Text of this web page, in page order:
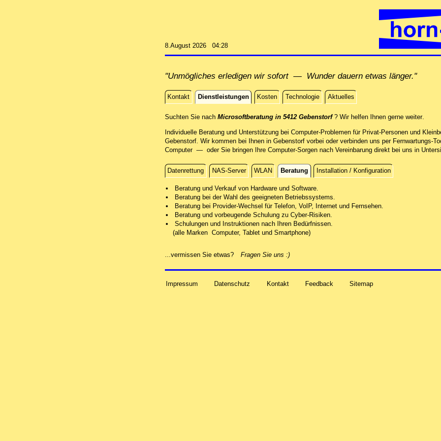
8.August 2026 04:28
"Unmögliches erledigen wir sofort — Wunder dauern etwas länger."
Kontakt Dienstleistungen Kosten Technologie Aktuelles
Dienstleistungen
Suchten Sie nach Microsoftberatung in 5412 Gebenstorf? Wir helfen Ihnen gerne weiterdirekt
.
Individuelle Beratung und Unterstützung bei Computer-Problemen für Privat-Personen und
Gebenstorf. Wir kommen bei Ihnen in Gebenstorf vorbei oder verbinden uns per Fernwartungs-
Computer — oder Sie bringen Ihre Computer-Sorgen nach Vereinbarung direkt bei uns in
Datenrettung NAS-Server WLAN Beratung Installation / Konfiguration
Beratung
Beratung und Verkauf von Hardware und Software.
Beratung bei der Wahl des geeigneten Betriebssystems.
Beratung bei Provider-Wechsel für Telefon, VoIP, Internet und Fernsehen.
Beratung und vorbeugende Schulung zu Cyber-Risiken.
Schulungen und Instruktionen nach Ihren Bedürfnissen.
(alle Marken Computer, Tablet und Smartphone)
...vermissen Sie etwas? Fragen Sie uns alles zu Ihren Problemen und Sorgen rund um
:)
Impressum Datenschutz Kontakt Feedback Sitemap